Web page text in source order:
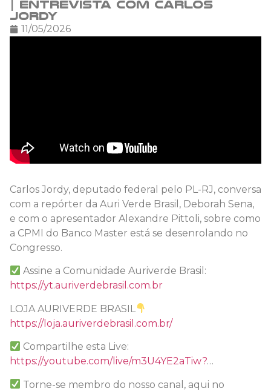
| Entrevista com Carlos
Jordy
11/05/2026
Carlos Jordy, deputado federal pelo PL-RJ, conversa
com a repórter da Auri Verde Brasil, Deborah Sena,
e com o apresentador Alexandre Pittoli, sobre como
a CPMI do Banco Master está se desenrolando no
Congresso.
Assine a Comunidade Auriverde Brasil:
https://yt.auriverdebrasil.com.br
LOJA AURIVERDE BRASIL
https://loja.auriverdebrasil.com.br/
Compartilhe esta Live:
https://youtube.com/live/m3U4YE2aTiw?…
Torne-se membro do nosso canal, aqui no